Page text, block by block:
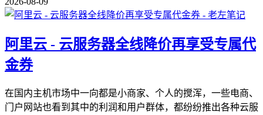
阿里云 - 云服务器全线降价再享受专属代
金券
在国内主机市场中一向都是小商家、个人的搅浑，一些电商、
门户网站也看到其中的利润和用户群体，都纷纷推出各种云服